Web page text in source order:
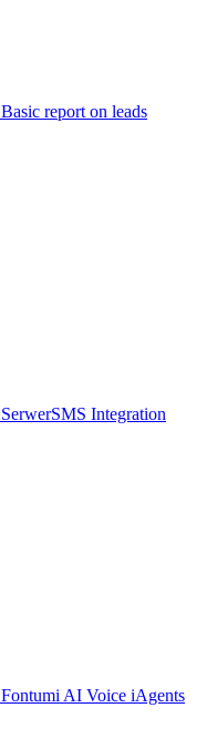
Basic report on leads
SerwerSMS Integration
Fontumi AI Voice iAgents